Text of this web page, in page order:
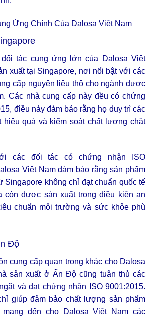
Ứng Chính Của Dalosa Việt Nam
đối tác cung ứng lớn của Dalosa Việt
xuất tại Singapore, nơi nổi bật với các
cấp nguyên liệu thô cho ngành dược
Các nhà cung cấp này đều có chứng
điều này đảm bảo rằng họ duy trì các
hiệu quả và kiểm soát chất lượng chặt
các đối tác có chứng nhận ISO
Việt Nam đảm bảo rằng sản phẩm
Singapore không chỉ đạt chuẩn quốc tế
còn được sản xuất trong điều kiện an
chuẩn môi trường và sức khỏe phù
Độ
cung cấp quan trọng khác cho Dalosa
sản xuất ở Ấn Độ cũng tuân thủ các
và đạt chứng nhận ISO 9001:2015.
giúp đảm bảo chất lượng sản phẩm
đến cho Dalosa Việt Nam các